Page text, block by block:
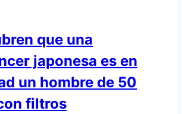
que una
japonesa es en
un hombre de 50
filtros